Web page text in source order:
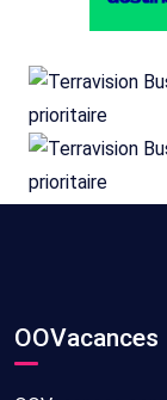
OOVacances